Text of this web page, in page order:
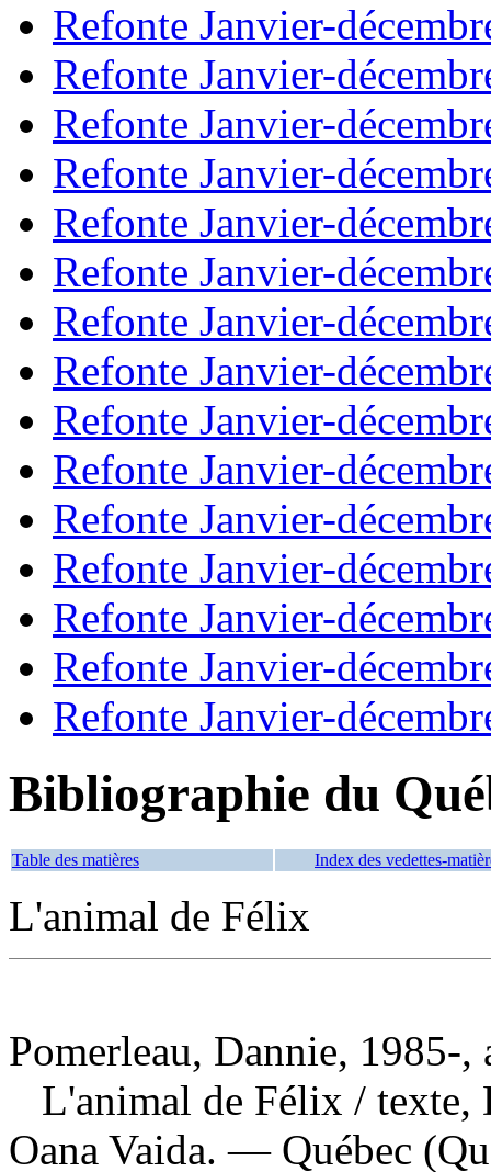
Refonte Janvier-
Refonte Janvier-
Refonte Janvier-
Refonte Janvier-
Refonte Janvier-
Refonte Janvier-
Refonte Janvier-
Refonte Janvier-
Refonte Janvier-
Refonte Janvier-
Refonte Janvier-
Refonte Janvier-
Refonte Janvier-
Refonte Janvier-
Refonte Janvier-
Bibliographie du
Table des matières Index des vedettes-
L'animal de Félix
Pomerleau, Dannie, 1985-,
L'animal de Félix / texte,
Oana Vaida. — Québec